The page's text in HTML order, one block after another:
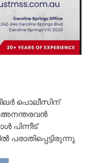
പൊലീസിന്
അനന്തരവന്‍
പിന്നീട്